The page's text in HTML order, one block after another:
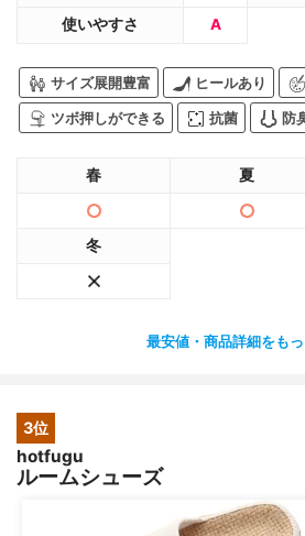
使いやすさ A
サイズ展開豊富 ヒールあり
ツボ押しができる 抗菌 防
春 夏
冬
最安値・商品詳細をも
3位
hotfugu
ルームシューズ